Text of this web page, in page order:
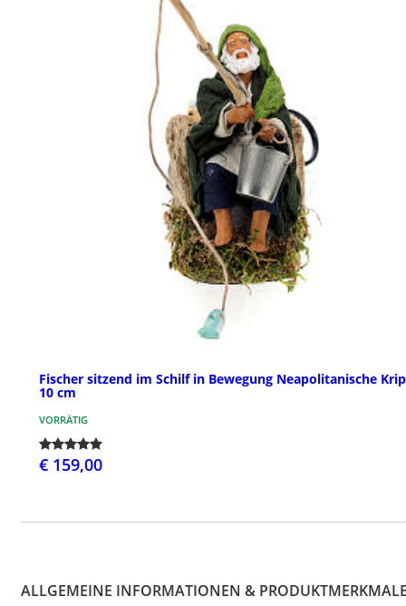
Fischer sitzend im Schilf in Bewegung Neapolitanische
10 cm
VORRÄTIG
€ 159,00
ALLGEMEINE INFORMATIONEN &